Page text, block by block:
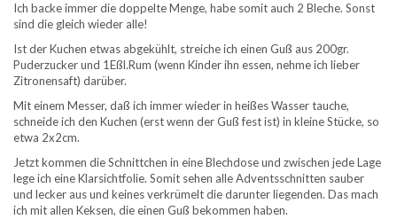
Ich backe immer die doppelte Menge, habe somit auch 2 Bleche. Sonst
sind die gleich wieder alle!
Ist der Kuchen etwas abgekühlt, streiche ich einen Guß aus 200gr.
Puderzucker und 1Eßl.Rum (wenn Kinder ihn essen, nehme ich lieber
Zitronensaft) darüber.
Mit einem Messer, daß ich immer wieder in heißes Wasser tauche,
schneide ich den Kuchen (erst wenn der Guß fest ist) in kleine Stücke, so
etwa 2x2cm.
Jetzt kommen die Schnittchen in eine Blechdose und zwischen jede Lage
lege ich eine Klarsichtfolie. Somit sehen alle Adventsschnitten sauber
und lecker aus und keines verkrümelt die darunter liegenden. Das mach
ich mit allen Keksen, die einen Guß bekommen haben.